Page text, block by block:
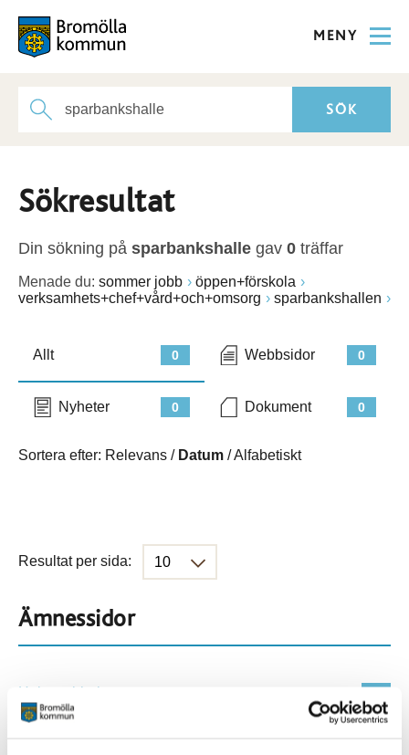
MENY
Sökresultat
Din sökning på sparbankshalle gav 0 träffar
Menade du: sommer jobb
öppen+förskola
verksamhets+chef+vård+och+omsorg
sparbankshallen
0
Allt 0
Webbsidor
0
Nyheter 0
Dokument
Sortera efter: Relevans / Datum /Alfabetiskt
Resultat per sida:
Ämnessidor
Hela webbplatsen